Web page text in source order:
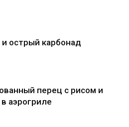
острый карбонад
перец с рисом и
аэрогриле